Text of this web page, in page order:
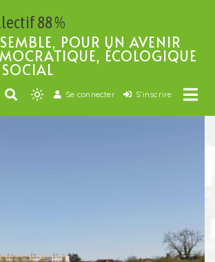
88 %
POUR UN AVENIR
ÉCOLOGIQUE
SOCIAL
Light
mode
Se connecter S’inscrire